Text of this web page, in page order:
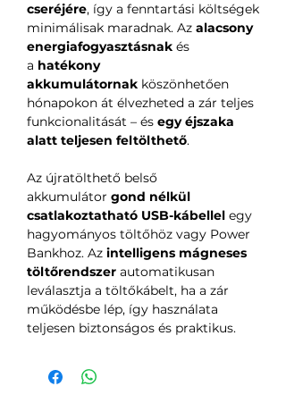
cseréjére, így a fenntartási költségek
minimálisak maradnak. Az alacsony
energiafogyasztásnak és
a hatékony
akkumulátornak köszönhetően
hónapokon át élvezheted a zár teljes
funkcionalitását – és egy éjszaka
alatt teljesen feltölthető.
Az újratölthető belső
akkumulátor gond nélkül
csatlakoztatható USB-kábellel egy
hagyományos töltőhöz vagy Power
Bankhoz. Az intelligens mágneses
töltőrendszer automatikusan
leválasztja a töltőkábelt, ha a zár
működésbe lép, így használata
teljesen biztonságos és praktikus.